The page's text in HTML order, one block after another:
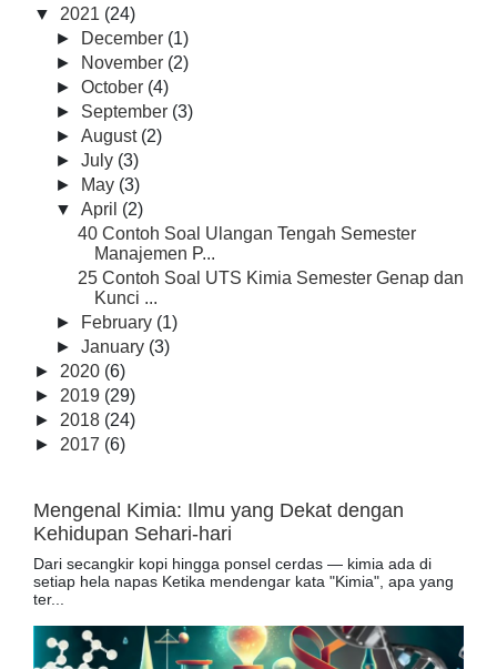
▼ 2021 (24)
►
December (1)
►
November (2)
►October (4)
► September (3)
►August (2)
►July (3)
►
May (3)
▼April (2)
40 Contoh Soal Ulangan Tengah Semester
Manajemen P...
25 Contoh Soal UTS Kimia Semester Genap dan
Kunci ...
►
February (1)
►January (3)
► 2020 (6)
► 2019 (29)
► 2018 (24)
► 2017 (6)
Mengenal Kimia: Ilmu yang Dekat dengan
Kehidupan Sehari-hari
Dari secangkir kopi hingga ponsel cerdas — kimia ada di
setiap hela napas Ketika mendengar kata "Kimia", apa yang
ter...